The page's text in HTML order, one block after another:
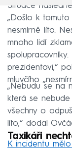
Situace
„Došlo k tomuto
nesmírně líto.
mnoho lidí
prezidentovi,“
mluvčího
„Nebudu se na
která se
všechny o
líto,“ dodal
Taxikáři
K incidentu